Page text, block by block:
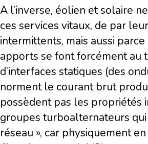
A l’inverse, éolien et solaire
ces services vitaux, de par
intermittents, mais aussi
apports se font forcément au
d’interfaces statiques (des
norment le courant brut
possèdent pas les propriétés
groupes turboalternateurs
réseau », car physiquement